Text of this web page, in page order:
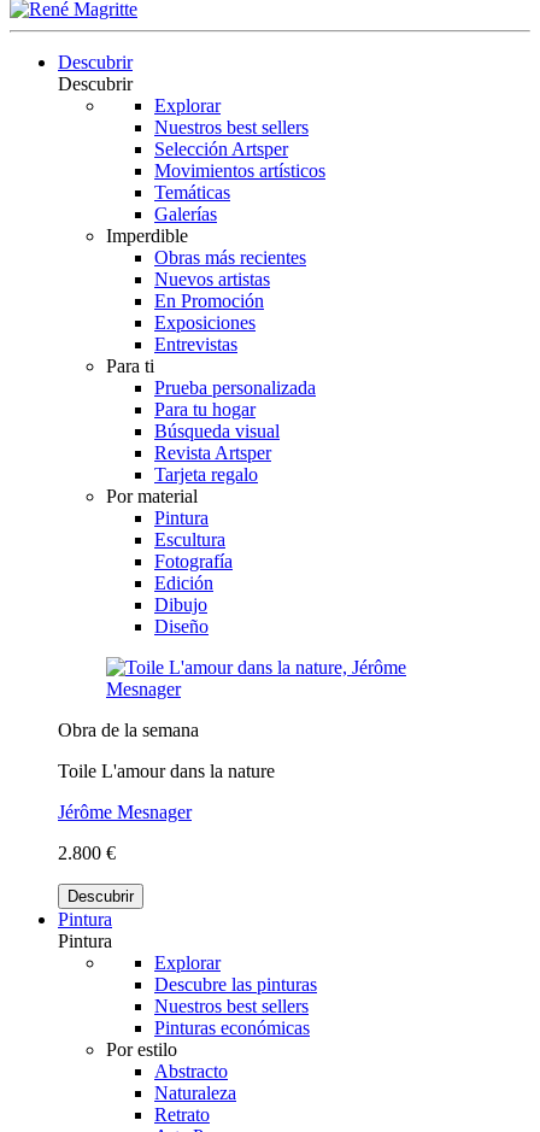
Descubrir
Descubrir
Explorar
Nuestros best sellers
Selección Artsper
Movimientos artísticos
Temáticas
Galerías
Imperdible
Obras más recientes
Nuevos artistas
En Promoción
Exposiciones
Entrevistas
Para ti
Prueba personalizada
Para tu hogar
Búsqueda visual
Revista Artsper
Tarjeta regalo
Por material
Pintura
Escultura
Fotografía
Edición
Dibujo
Diseño
Obra de la semana
Toile L'amour dans la nature
Jérôme Mesnager
2.800 €
Descubrir
Pintura
Pintura
Explorar
Descubre las pinturas
Nuestros best sellers
Pinturas económicas
Por estilo
Abstracto
Naturaleza
Retrato